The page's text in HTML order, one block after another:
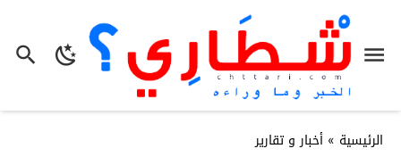
الرئيسية » أخبار و تقارير